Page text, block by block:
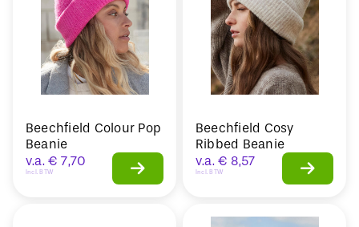
Beechfield Colour Pop
Beanie
v.a. € 7,70
Incl. BTW
Beechfield Cosy
Ribbed Beanie
v.a. € 8,57
Incl. BTW